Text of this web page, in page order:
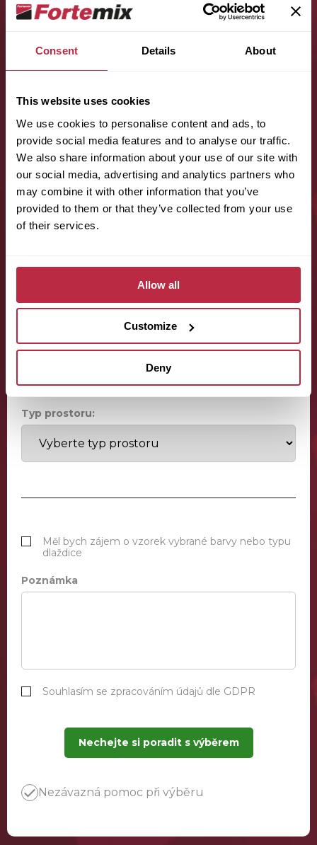
Consent Details About
This website uses cookies
We use cookies to personalise content and ads, to
provide social media features and to analyse our traffic.
We also share information about your use of our site with
our social media, advertising and analytics partners who
may combine it with other information that you’ve
provided to them or that they’ve collected from your use
of their services.
Allow all
Customize
Deny
Příjmení (povinné):
E-mail (povinné):
Odhadovaná plocha místnosti:
Typ prostoru:
Měl bych zájem o vzorek vybrané barvy nebo typu
dlaždice
Poznámka
Souhlasím se zpracováním údajů dle GDPR
Nechejte si poradit s výběrem
Nezávazná pomoc při výběru